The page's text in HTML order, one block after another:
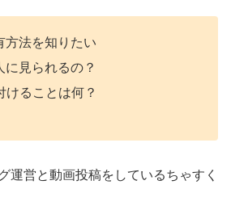
方法を知りたい
に見られるの？
けることは何？
運営と動画投稿をしているちゃすく